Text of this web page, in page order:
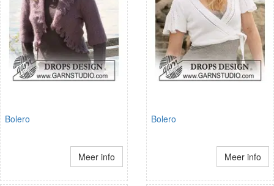
Bolero
Meer info
Bolero
Meer info